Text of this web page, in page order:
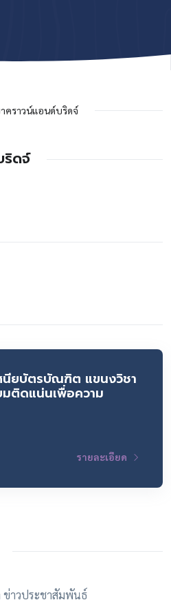
คราวน์แอนด์บริดจ์
ริดจ์
นียบัตรบัณฑิต แขนงวิชา
ติดแน่นเพื่อความ
รายละเอียด
าวประชาสัมพันธ์